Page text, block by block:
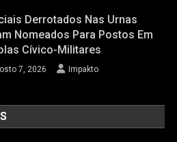
Derrotados Nas Urnas
Nomeados Para Postos Em
Cívico-Militares
7, 2026 Impakto